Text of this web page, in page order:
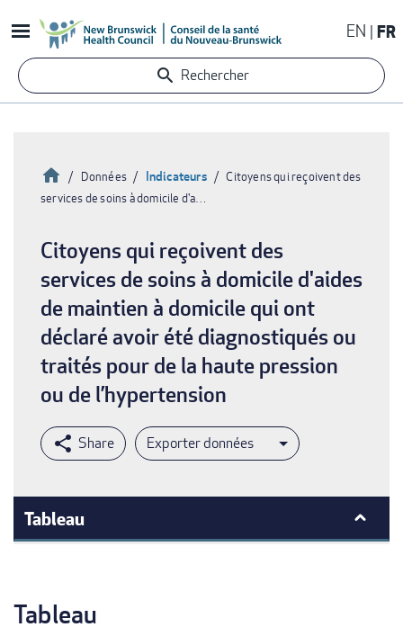
au
contenu
principal
EN FR
Rechercher
d'Ariane
Accueil
Données Indicateurs
Citoyens qui reçoivent des
services de soins à domicile d'a…
Citoyens qui reçoivent des
services de soins à domicile d'aides
de maintien à domicile qui ont
déclaré avoir été diagnostiqués ou
traités pour de la haute pression
ou de l’hypertension
Exporter données
Tableau
Tableau